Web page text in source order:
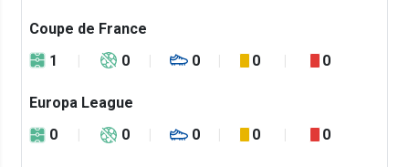
Coupe de France
1
0 0 0 0
Europa League
0
0 0 0 0